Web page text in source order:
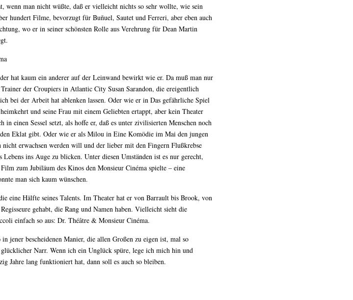
wenn man nicht wüßte, daß er vielleicht nichts so sehr wollte, wie sein
hundert Filme, bevorzugt für Buñuel, Sautet und Ferreri, aber eben auch
wo er in seiner schönsten Rolle aus Verehrung für Dean Martin
hat kaum ein anderer auf der Leinwand bewirkt wie er. Da muß man nur
der Croupiers in Atlantic City Susan Sarandon, die ereigentlich
bei der Arbeit hat ablenken lassen. Oder wie er in Das gefährliche Spiel
und seine Frau mit einem Geliebten ertappt, aber kein Theater
in einen Sessel setzt, als hoffe er, daß es unter zivilisierten Menschen noch
Eklat gibt. Oder wie er als Milou in Eine Komödie im Mai den jungen
nicht erwachsen werden will und der lieber mit den Fingern Flußkrebse
Lebens ins Auge zu blicken. Unter diesen Umständen ist es nur gerecht,
zum Jubiläum des Kinos den Monsieur Cinéma spielte – eine
man sich kaum wünschen.
eine Hälfte seines Talents. Im Theater hat er von Barrault bis Brook, von
gehabt, die Rang und Namen haben. Vielleicht sieht die
einfach so aus: Dr. Théâtre & Monsieur Cinéma.
jener bescheidenen Manier, die allen Großen zu eigen ist, mal so
Narr. Wenn ich ein Unglück spüre, lege ich mich hin und
Jahre lang funktioniert hat, dann soll es auch so bleiben.